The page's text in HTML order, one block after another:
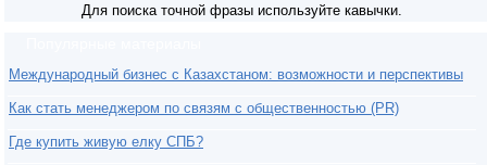
Для поиска точной фразы используйте кавычки.
Международный бизнес с Казахстаном: возможности и перспективы
Как стать менеджером по связям с общественностью (PR)
Где купить живую елку СПБ?